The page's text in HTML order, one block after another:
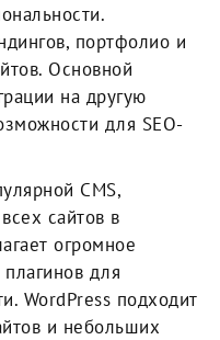
портфолио и
Основной
на другую
для SEO-
CMS,
сайтов в
огромное
для
WordPress подходит
и небольших